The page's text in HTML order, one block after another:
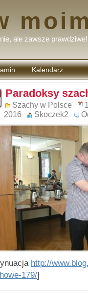
ale zawsze prawdziwe!
Kalendarz
Paradoksy
Szachy w Polsce
2016
Skoczek2
http://
179/]